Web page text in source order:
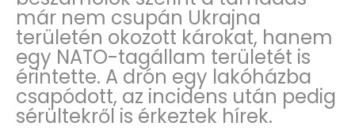
már nem csupán Ukrajna
területén okozott károkat, hanem
egy NATO-tagállam területét is
érintette. A drón egy lakóházba
csapódott, az incidens után pedig
sérültekről is érkeztek hírek.